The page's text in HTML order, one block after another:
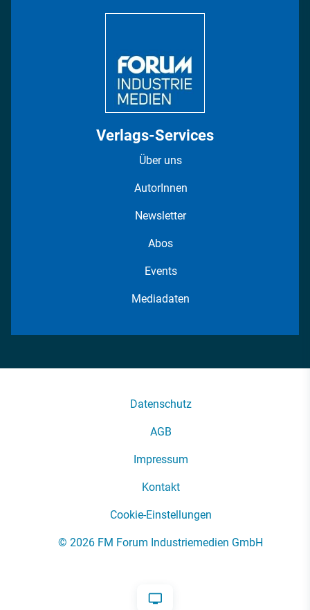
Verlags-Services
Über uns
AutorInnen
Newsletter
Abos
Events
Mediadaten
Datenschutz
AGB
Impressum
Kontakt
Cookie-Einstellungen
© 2026 FM Forum Industriemedien GmbH